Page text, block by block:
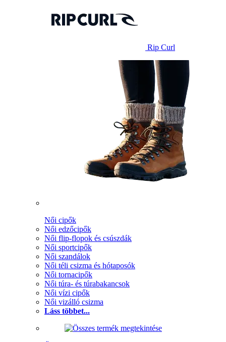
Rip Curl
Női cipők
Női edzőcipők
Női flip-flopok és csúszdák
Női sportcipők
Női szandálok
Női téli csizma és hótaposók
Női tornacipők
Női túra- és túrabakancsok
Női vízi cipők
Női vizálló csizma
Láss többet...